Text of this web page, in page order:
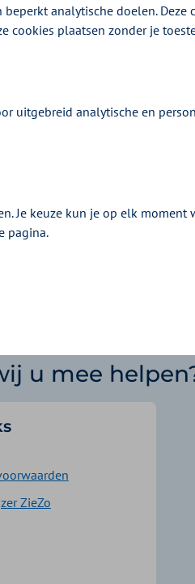
bekijk de vergoedingen
u mee
ZieZo
analytische doelen.
cookies plaatsen zonder je
uitgebreid analytische en
Je keuze kun je op elk moment
pagina.